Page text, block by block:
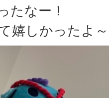
たなー！
嬉しかったよ